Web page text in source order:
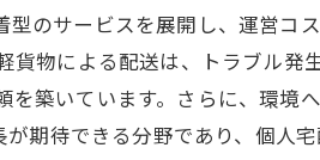
のサービスを展開し、運営コ
物による配送は、トラブル発
築いています。さらに、環境
期待できる分野であり、個人